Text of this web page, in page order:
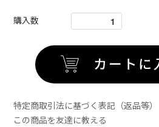
購入数
特定商取引法に基づく表記（返品等）
この商品を友達に教える